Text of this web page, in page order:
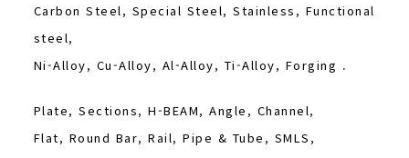
Carbon Steel, Special Steel, Stainless, Functional
steel,
Ni-Alloy, Cu-Alloy, Al-Alloy, Ti-Alloy, Forging .
Plate, Sections, H-BEAM, Angle, Channel,
Flat, Round Bar, Rail, Pipe & Tube, SMLS,